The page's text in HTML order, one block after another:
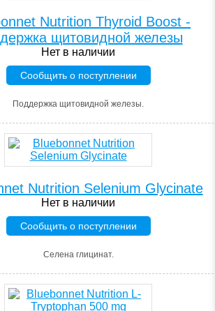
Nutrition Thyroid Boost -
щитовидной железы
Нет в наличии
Сообщить о поступлении
Поддержка щитовидной железы.
Nutrition Selenium Glycinate
Нет в наличии
Сообщить о поступлении
Селена глицинат.